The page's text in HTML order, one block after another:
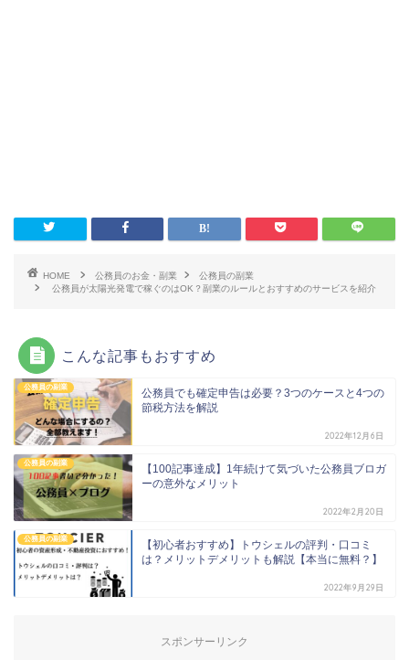
HOME 公務員のお金・副業
公務員の副業
公務員が太陽光発電で稼ぐのはOK？副業のルールとおすすめのサービスを紹介
こんな記事もおすすめ
公務員の副業
公務員でも確定申告は必要？3つのケースと4つの
節税方法を解説
2022年12月6日
公務員の副業
【100記事達成】1年続けて気づいた公務員ブロガ
ーの意外なメリット
2022年2月20日
公務員の副業
【初心者おすすめ】トウシェルの評判・口コミ
は？メリットデメリットも解説【本当に無料？】
2022年9月29日
スポンサーリンク